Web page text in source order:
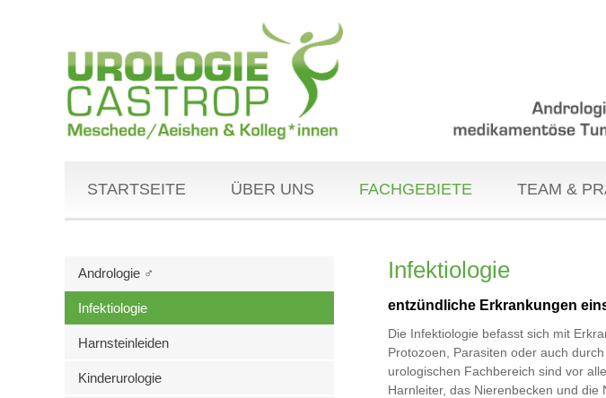
STARTSEITE ÜBER UNS FACHGEBIETE TEAM &
Andrologie ♂
Infektiologie
Harnsteinleiden
Kinderurologie
Infektiologie
entzündliche Erkrankungen
Die Infektiologie befasst sich mit
Protozoen, Parasiten oder auch
urologischen Fachbereich sind vor
Harnleiter, das Nierenbecken und die